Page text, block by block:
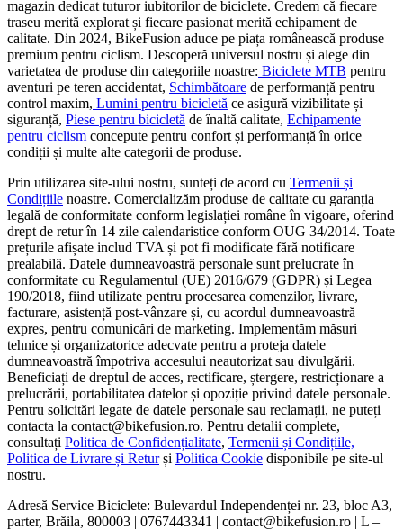
magazin dedicat tuturor iubitorilor de biciclete. Credem că fiecare
traseu merită explorat și fiecare pasionat merită echipament de
calitate. Din 2024, BikeFusion aduce pe piața românească produse
premium pentru ciclism. Descoperă universul nostru și alege din
varietatea de produse din categoriile noastre: Biciclete MTB pentru
aventuri pe teren accidentat, Schimbătoare de performanță pentru
control maxim, Lumini pentru bicicletă ce asigură vizibilitate și
siguranță, Piese pentru bicicletă de înaltă calitate, Echipamente
pentru ciclism concepute pentru confort și performanță în orice
condiții și multe alte categorii de produse.
Prin utilizarea site-ului nostru, sunteți de acord cu Termenii și
Condițiile noastre. Comercializăm produse de calitate cu garanția
legală de conformitate conform legislației române în vigoare, oferind
drept de retur în 14 zile calendaristice conform OUG 34/2014. Toate
prețurile afișate includ TVA și pot fi modificate fără notificare
prealabilă. Datele dumneavoastră personale sunt prelucrate în
conformitate cu Regulamentul (UE) 2016/679 (GDPR) și Legea
190/2018, fiind utilizate pentru procesarea comenzilor, livrare,
facturare, asistență post-vânzare și, cu acordul dumneavoastră
expres, pentru comunicări de marketing. Implementăm măsuri
tehnice și organizatorice adecvate pentru a proteja datele
dumneavoastră împotriva accesului neautorizat sau divulgării.
Beneficiați de dreptul de acces, rectificare, ștergere, restricționare a
prelucrării, portabilitatea datelor și opoziție privind datele personale.
Pentru solicitări legate de datele personale sau reclamații, ne puteți
contacta la contact@bikefusion.ro. Pentru detalii complete,
consultați Politica de Confidențialitate, Termenii și Condițiile,
Politica de Livrare și Returși Politica Cookie disponibile pe site-ul
nostru.
Adresă Service Biciclete: Bulevardul Independenței nr. 23, bloc A3,
parter, Brăila, 800003 | 0767443341 | contact@bikefusion.ro | L –